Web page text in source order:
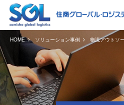
HOME ソリューション事例 物流アウトソ